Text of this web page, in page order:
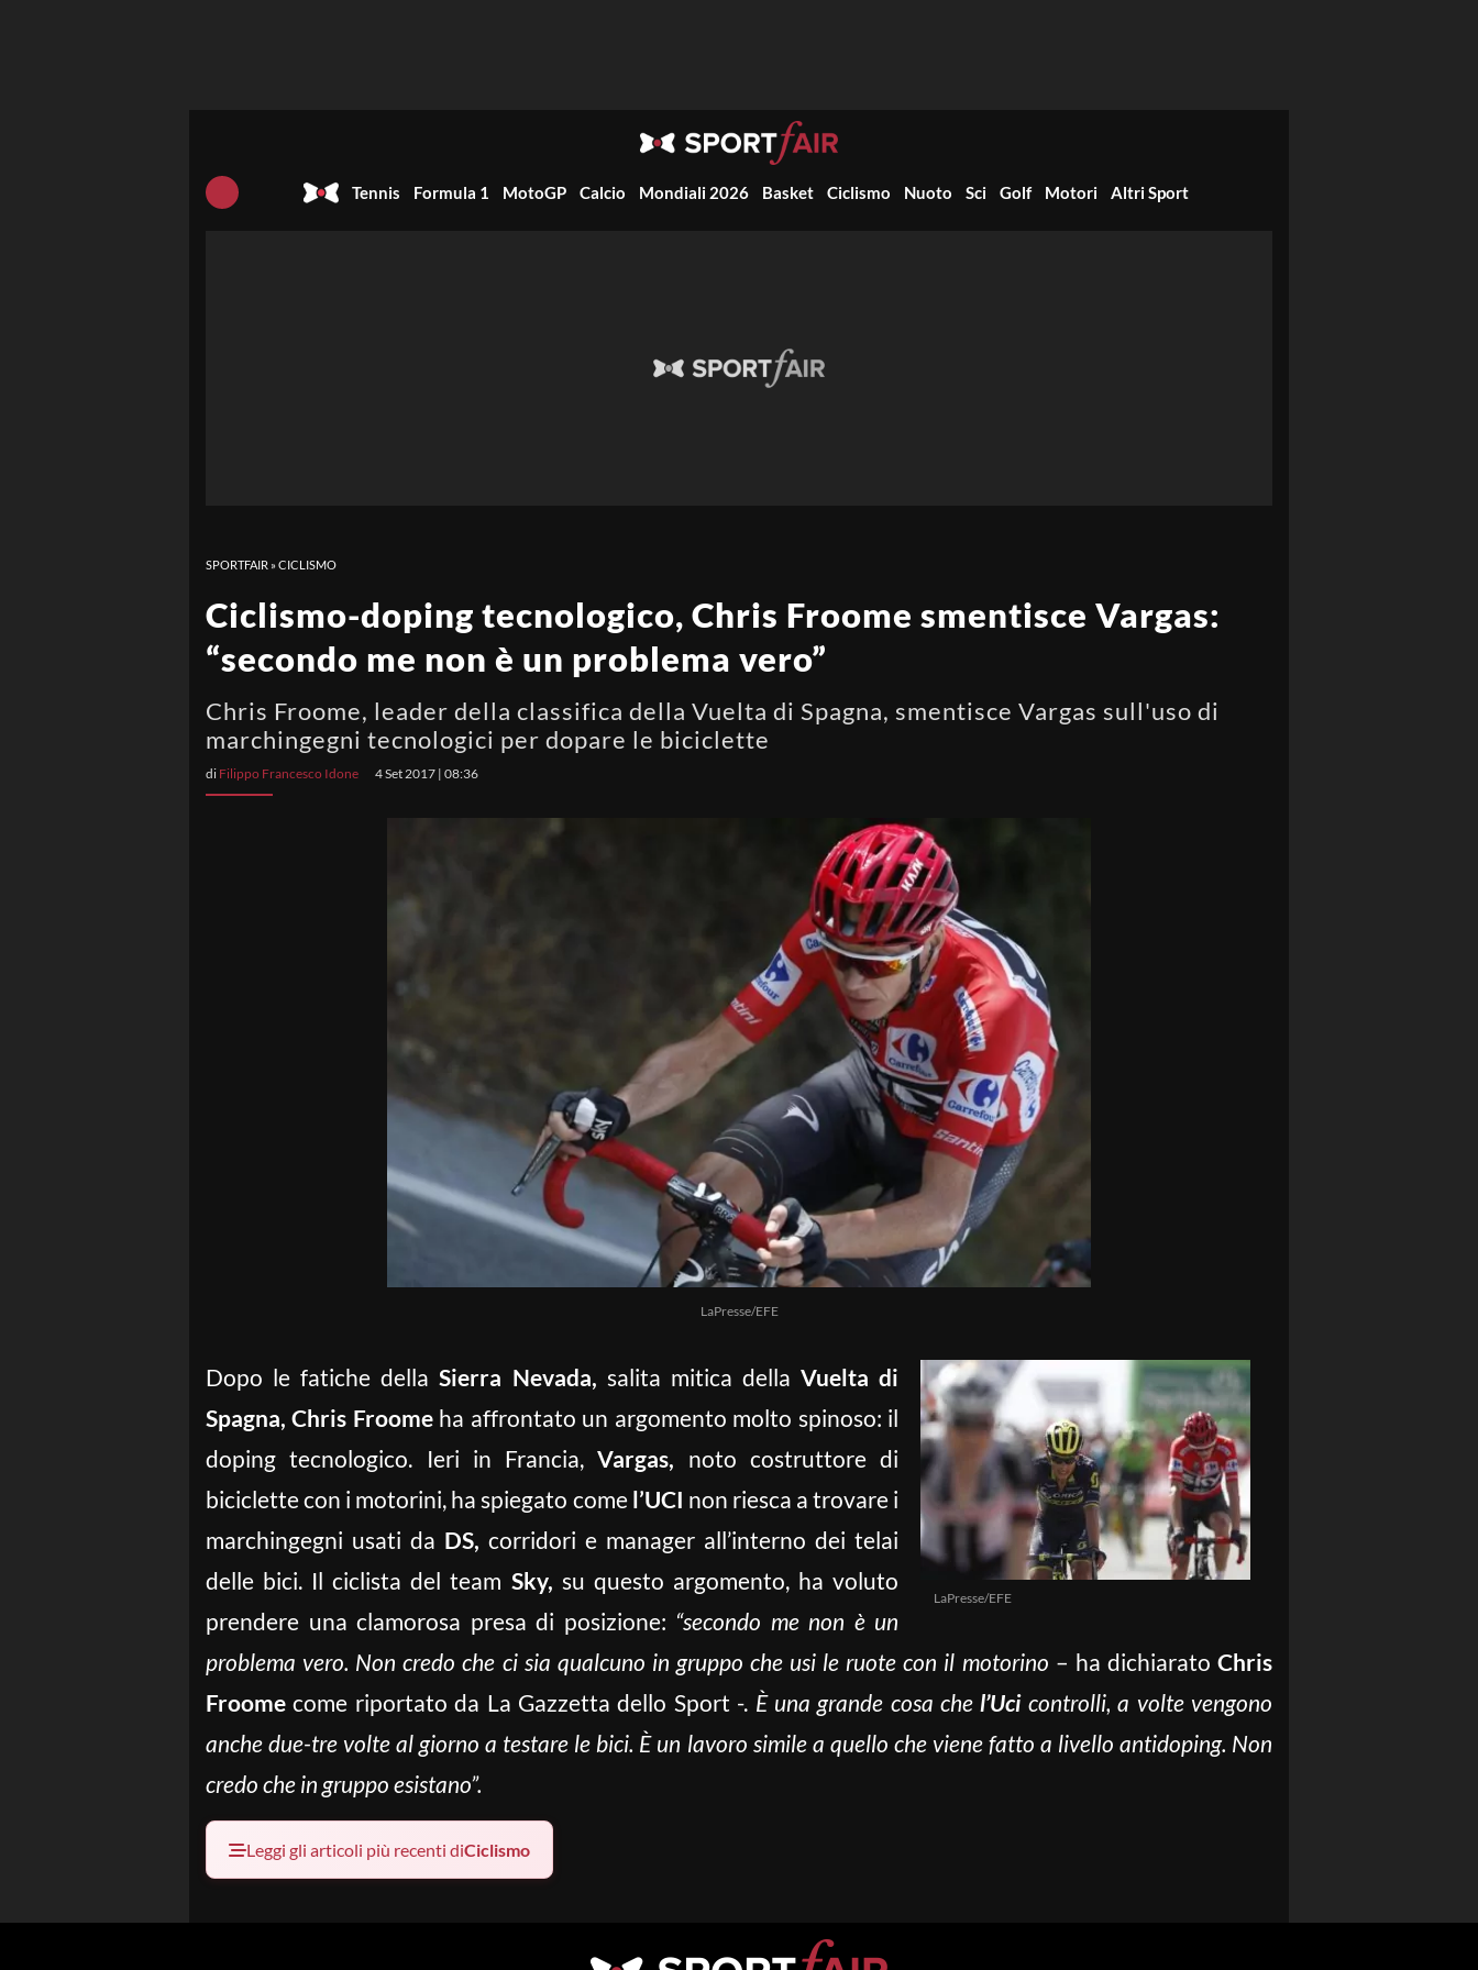
Tennis Formula 1 MotoGP Calcio Mondiali 2026 Basket Ciclismo Nuoto Sci Golf Motori Altri Sport
SPORTFAIR »CICLISMO
Ciclismo-doping tecnologico, Chris Froome smentisce Vargas:
“secondo me non è un problema vero”
Chris Froome, leader della classifica della Vuelta di Spagna, smentisce Vargas sull'uso di
marchingegni tecnologici per dopare le biciclette
di Filippo Francesco Idone 4 Set 2017 | 08:36
LaPresse/EFE
LaPresse/EFE
Dopo le fatiche dellaSierra Nevada, salita mitica della Vuelta di
Spagna, Chris Froomeha affrontato un argomento molto spinoso: il
doping tecnologico. Ieri in Francia,Vargas, noto costruttore di
biciclette con i motorini, ha spiegato come l’UCI non riesca a trovare i
marchingegni usati da DS, corridori e manager all’interno dei telai
delle bici. Il ciclista del team Sky, su questo argomento, ha voluto
prendere una clamorosa presa di posizione: “secondo me non è un
problema vero. Non credo che ci sia qualcuno in gruppo che usi le ruote con il motorino – ha dichiaratoChris
Froome come riportato da La Gazzetta dello Sport -. È una grande cosa chel’Ucicontrolli, a volte vengono
anche due-tre volte al giorno a testare le bici. È un lavoro simile a quello che viene fatto a livello antidoping. Non
credo che in gruppo esistano”.
Leggi gli articoli più recenti diCiclismo